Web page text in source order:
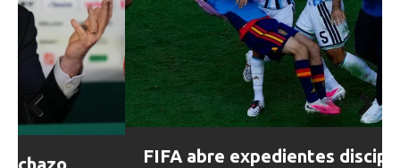
FIFA abre expedientes disciplinarios
Prev
ious